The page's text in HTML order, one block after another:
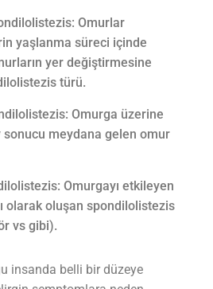
Omurlar
yaşlanma süreci içinde
yer değiştirmesine
türü.
Omurga üzerine
meydana gelen omur
Omurgayı etkileyen
olarak oluşan spondilolistezis
vs gibi).
insanda belli bir düzeye